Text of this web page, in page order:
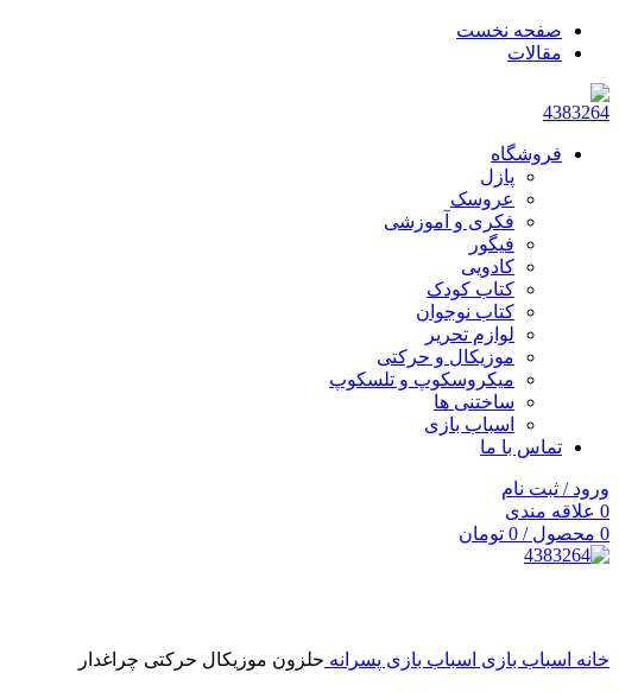
صفحه نخست
مقالات
فروشگاه
پازل
عروسک
فکری و آموزشی
فیگور
کادویی
کتاب کودک
کتاب نوجوان
لوازم تحریر
موزیکال و حرکتی
میکروسکوپ و تلسکوپ
ساختنی ها
اسباب بازی
تماس با ما
ورود / ثبت نام
0 علاقه مندی
0 محصول /
0 تومان
خانه اسباب بازی اسباب بازی پسرانه حلزون موزیکال حرکتی چراغدار